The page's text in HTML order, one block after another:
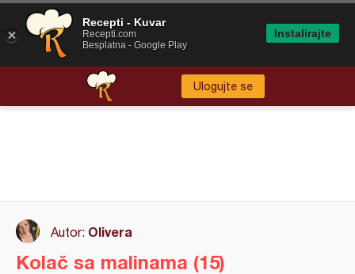
Ulogujte se
Autor: Olivera
Kolač sa malinama (15)
Recepti - Kuvar
Recepti.com
Besplatna - Google Play
Instalirajte